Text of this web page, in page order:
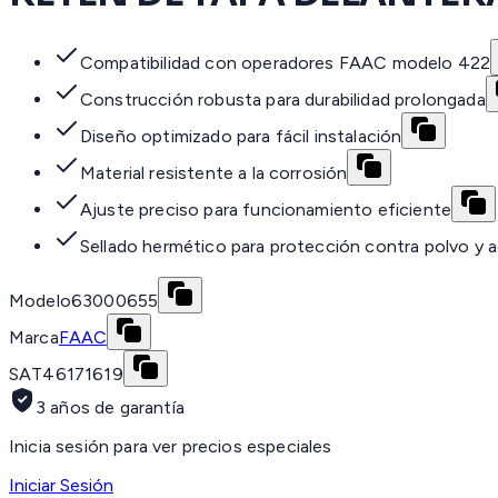
Compatibilidad con operadores FAAC modelo 422
Construcción robusta para durabilidad prolongada
Diseño optimizado para fácil instalación
Material resistente a la corrosión
Ajuste preciso para funcionamiento eficiente
Sellado hermético para protección contra polvo y
Modelo63000655
MarcaFAAC
SAT46171619
3 años de garantía
Inicia sesión para ver precios especiales
Iniciar Sesión